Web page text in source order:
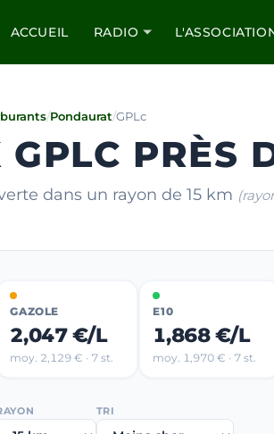
ACCUEIL RADIO
/Pondaurat/GPLc
GPLC PRÈS
dans un rayon de 15 km
GAZOLE
2,047 €/L
moy. 2,129 € · 7 st.
E10
1,868 €/L
moy. 1,970 € · 7 st.
TRI